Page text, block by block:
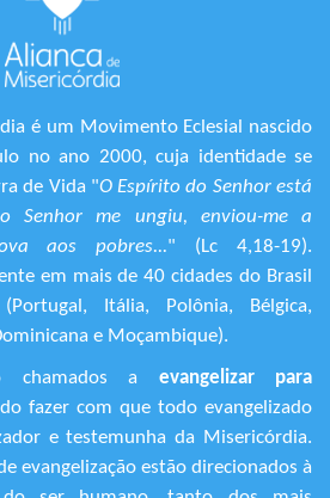
é um Movimento Eclesial nascido
no ano 2000, cuja identidade se
de Vida "O Espírito do Senhor está
Senhor me ungiu, enviou-me a
aos pobres..." (Lc 4,18-19).
em mais de 40 cidades do Brasil
Itália, Polônia, Bélgica,
e Moçambique).
chamados a evangelizar para
fazer com que todo evangelizado
e testemunha da Misericórdia.
evangelização estão direcionados à